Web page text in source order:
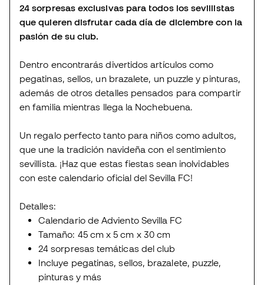
24 sorpresas exclusivas para todos los sevillistas
que quieren disfrutar cada día de diciembre con la
pasión de su club.
Dentro encontrarás divertidos artículos como
pegatinas, sellos, un brazalete, un puzzle y pinturas,
además de otros detalles pensados para compartir
en familia mientras llega la Nochebuena.
Un regalo perfecto tanto para niños como adultos,
que une la tradición navideña con el sentimiento
sevillista. ¡Haz que estas fiestas sean inolvidables
con este calendario oficial del Sevilla FC!
Detalles:
Calendario de Adviento Sevilla FC
Tamaño: 45 cm x 5 cm x 30 cm
24 sorpresas temáticas del club
Incluye pegatinas, sellos, brazalete, puzzle,
pinturas y más